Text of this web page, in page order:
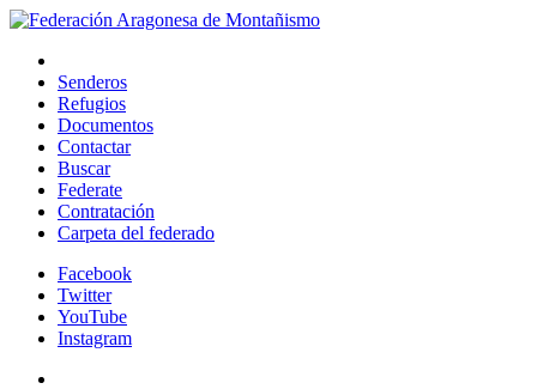
Senderos
Refugios
Documentos
Contactar
Buscar
Federate
Contratación
Carpeta del federado
Facebook
Twitter
YouTube
Instagram